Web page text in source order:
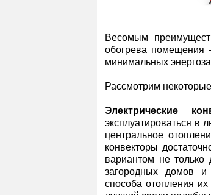
Весомым
обогрева помещения
минимальных
Рассмотрим
Электрические
эксплуатироваться в
центральное
конвекторы
вариантом не
загородных домов и
способа отопления